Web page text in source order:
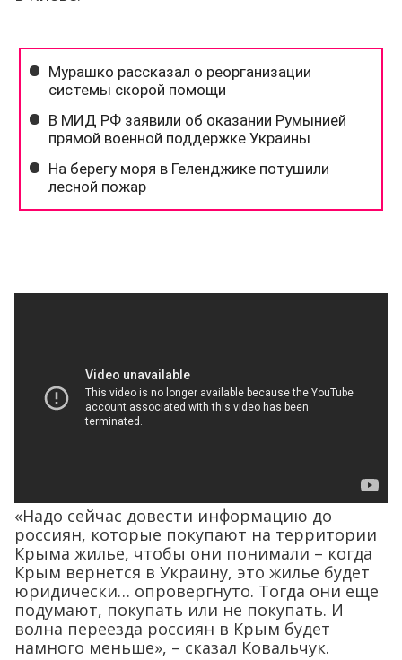
«Надо сейчас довести информацию до
россиян, которые покупают на территории
Крыма жилье, чтобы они понимали – когда
Крым вернется в Украину, это жилье будет
юридически… опровергнуто. Тогда они еще
подумают, покупать или не покупать. И
волна переезда россиян в Крым будет
намного меньше», – сказал Ковальчук.